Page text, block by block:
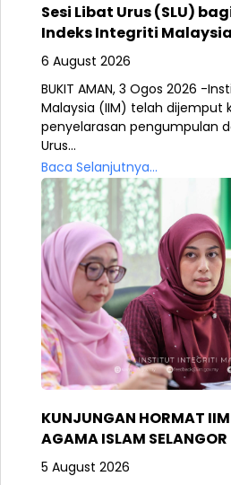
Sesi Libat Urus (SLU)
Indeks Integriti
6 August 2026
BUKIT AMAN, 3 Ogos 2026 -
Malaysia (IIM) telah dijemput
penyelarasan pengumpulan
Urus...
Baca Selanjutnya...
KUNJUNGAN HORMAT
AGAMA ISLAM SELANGOR
5 August 2026